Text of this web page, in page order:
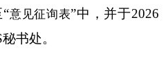
意见征询表”中，并于2026
书处。